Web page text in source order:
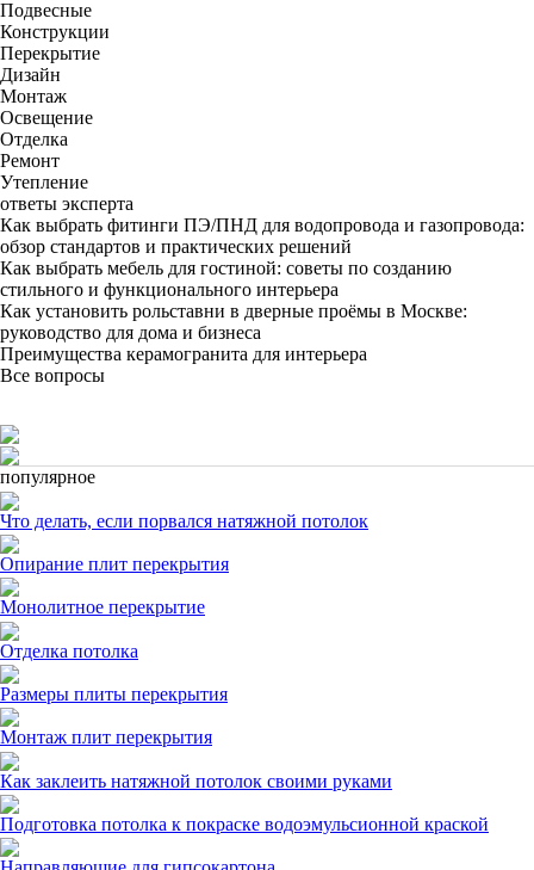
Подвесные
Конструкции
Перекрытие
Дизайн
Монтаж
Освещение
Отделка
Ремонт
Утепление
ответы эксперта
Как выбрать фитинги ПЭ/ПНД для водопровода и газопровода:
обзор стандартов и практических решений
Как выбрать мебель для гостиной: советы по созданию
стильного и функционального интерьера
Как установить рольставни в дверные проёмы в Москве:
руководство для дома и бизнеса
Преимущества керамогранита для интерьера
Все вопросы
популярное
Что делать, если порвался натяжной потолок
Опирание плит перекрытия
Монолитное перекрытие
Отделка потолка
Размеры плиты перекрытия
Монтаж плит перекрытия
Как заклеить натяжной потолок своими руками
Подготовка потолка к покраске водоэмульсионной краской